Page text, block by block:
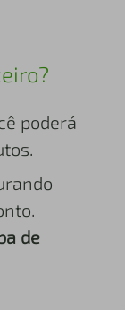
poderá
de